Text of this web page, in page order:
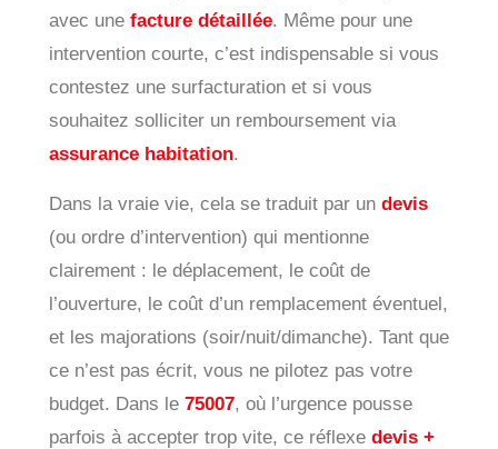
avec une facture détaillée. Même pour une
intervention courte, c’est indispensable si vous
contestez une surfacturation et si vous
souhaitez solliciter un remboursement via
assurance habitation.
Dans la vraie vie, cela se traduit par un devis
(ou ordre d’intervention) qui mentionne
clairement : le déplacement, le coût de
l’ouverture, le coût d’un remplacement éventuel,
et les majorations (soir/nuit/dimanche). Tant que
ce n’est pas écrit, vous ne pilotez pas votre
budget. Dans le 75007, où l’urgence pousse
parfois à accepter trop vite, ce réflexe devis +